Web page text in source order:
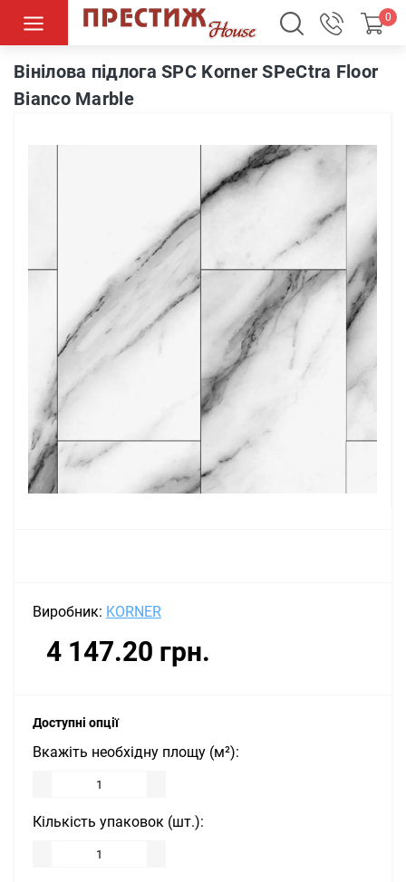
0
Вінілова підлога SPC Korner SPeCtra Floor Bianco Marble
Вінілова підлога SPC Korner SPeCtra Floor
Bianco Marble
Виробник: KORNER
4 147.20 грн.
Доступні опції
Вкажіть необхідну площу (м²):
Кількість упаковок (шт.):